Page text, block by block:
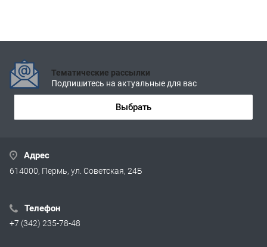
Тематические рассылки
Подпишитесь на актуальные для вас
Выбрать
Адрес
614000, Пермь, ул. Советская, 24Б
Телефон
+7 (342) 235-78-48